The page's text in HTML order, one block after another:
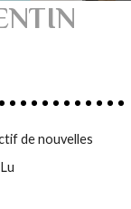
de nouvelles